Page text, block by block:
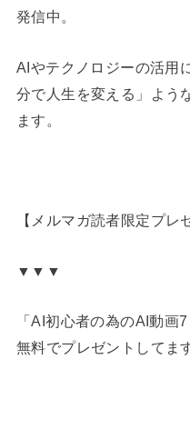
発信中。
AIやテクノロジーの活用
分で人生を変える」よう
ます。
【メルマガ読者限定プレ
▼▼▼
「AI初心者の為のAI動画
無料でプレゼントしてま